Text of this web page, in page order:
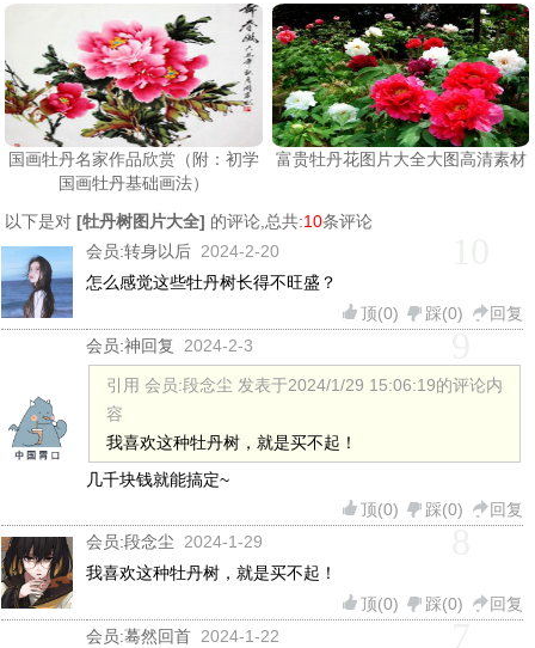
国画牡丹名家作品欣赏（附：初学
国画牡丹基础画法）
富贵牡丹花图片大全大图高清素材
以下是对 [牡丹树图片大全] 的评论,总共:10条评论
会员:转身以后 2024-2-20
怎么感觉这些牡丹树长得不旺盛？
顶(0) 踩(0)
回复
会员:神回复 2024-2-3
引用 会员:段念尘 发表于2024/1/29 15:06:19的评论内
容
我喜欢这种牡丹树，就是买不起！
几千块钱就能搞定~
顶(0) 踩(0)
回复
会员:段念尘 2024-1-29
我喜欢这种牡丹树，就是买不起！
顶(0) 踩(0)
回复
会员:蓦然回首 2024-1-22